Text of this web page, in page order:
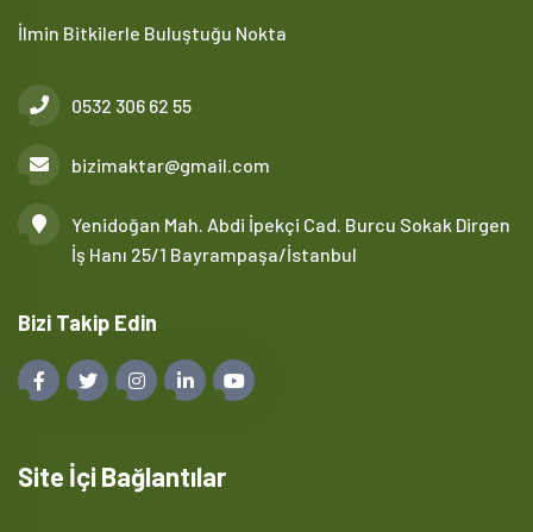
İlmin Bitkilerle Buluştuğu Nokta
0532 306 62 55
bizimaktar@gmail.com
Yenidoğan Mah. Abdi İpekçi Cad. Burcu Sokak Dirgen
İş Hanı 25/1 Bayrampaşa/İstanbul
Bizi Takip Edin
Site İçi Bağlantılar